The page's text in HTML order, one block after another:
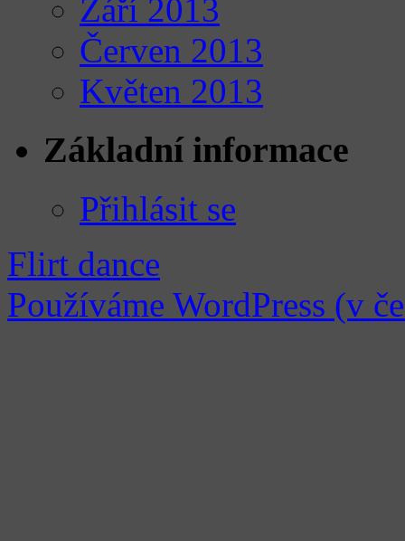
Září 2013
Červen 2013
Květen 2013
Základní informace
Přihlásit se
Flirt dance
Používáme WordPress (v